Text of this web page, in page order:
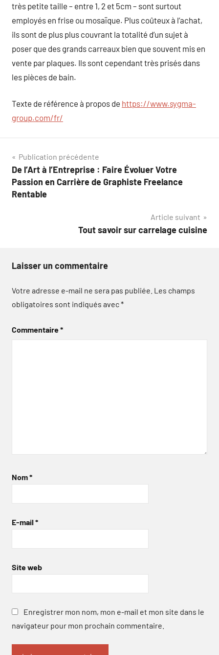
très petite taille – entre 1, 2 et 5cm – sont surtout
employés en frise ou mosaïque. Plus coûteux à l’achat,
ils sont de plus plus couvrant la totalité d’un sujet à
poser que des grands carreaux bien que souvent mis en
vente par plaques. Ils sont cependant très prisés dans
les pièces de bain.
Texte de référence à propos de https://www.sygma-
group.com/fr/
Navigation
de
l’article
Publication précédente
De l’Art à l’Entreprise : Faire Évoluer Votre
Passion en Carrière de Graphiste Freelance
Rentable
Article suivant
Tout savoir sur carrelage cuisine
Laisser un commentaire
Votre adresse e-mail ne sera pas publiée. Les champs
obligatoires sont indiqués avec*
Commentaire*
Nom*
E-mail *
Site web
Enregistrer mon nom, mon e-mail et mon site dans le
navigateur pour mon prochain commentaire.